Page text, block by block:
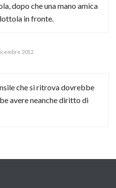
dopo che una mano amica
in fronte.
2012
che si ritrova dovrebbe
avere neanche diritto di